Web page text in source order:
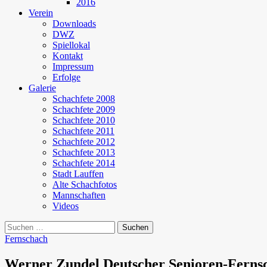
2016
Verein
Downloads
DWZ
Spiellokal
Kontakt
Impressum
Erfolge
Galerie
Schachfete 2008
Schachfete 2009
Schachfete 2010
Schachfete 2011
Schachfete 2012
Schachfete 2013
Schachfete 2014
Stadt Lauffen
Alte Schachfotos
Mannschaften
Videos
Suchen
nach:
Fernschach